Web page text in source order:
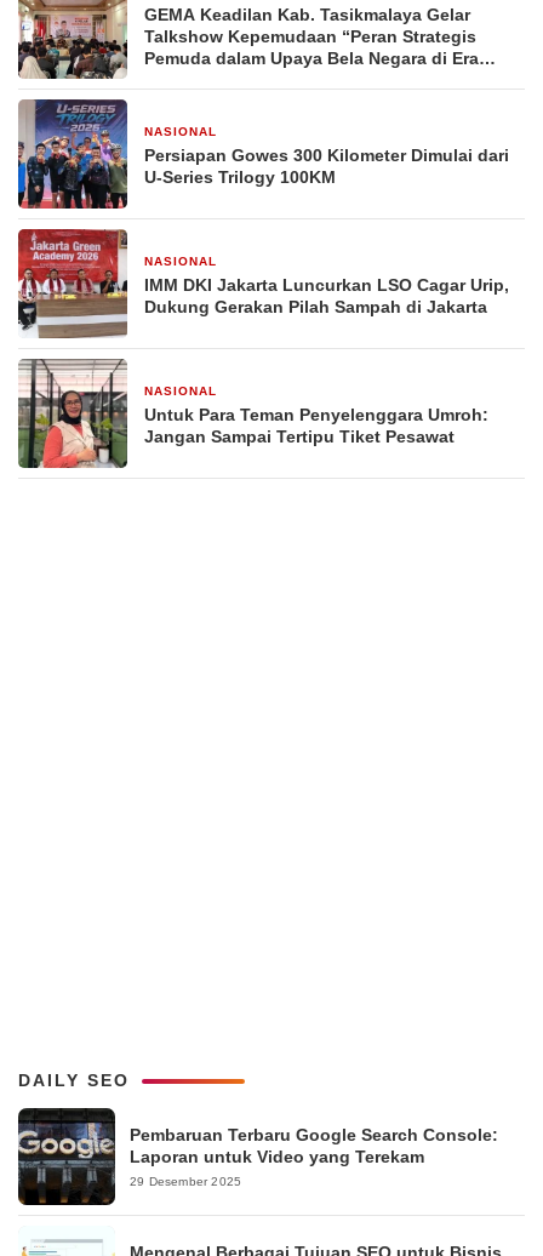
GEMA Keadilan Kab. Tasikmalaya Gelar
Talkshow Kepemudaan “Peran Strategis
Pemuda dalam Upaya Bela Negara di Era
NASIONAL
Persiapan Gowes 300 Kilometer Dimulai dari
U-Series Trilogy 100KM
NASIONAL
IMM DKI Jakarta Luncurkan LSO Cagar Urip,
Dukung Gerakan Pilah Sampah di Jakarta
NASIONAL
Untuk Para Teman Penyelenggara Umroh:
Jangan Sampai Tertipu Tiket Pesawat
DAILY SEO
Pembaruan Terbaru Google Search Console:
Laporan untuk Video yang Terekam
29 Desember 2025